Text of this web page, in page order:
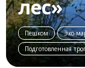
лес»
Пешком Эко-
Подготовленная